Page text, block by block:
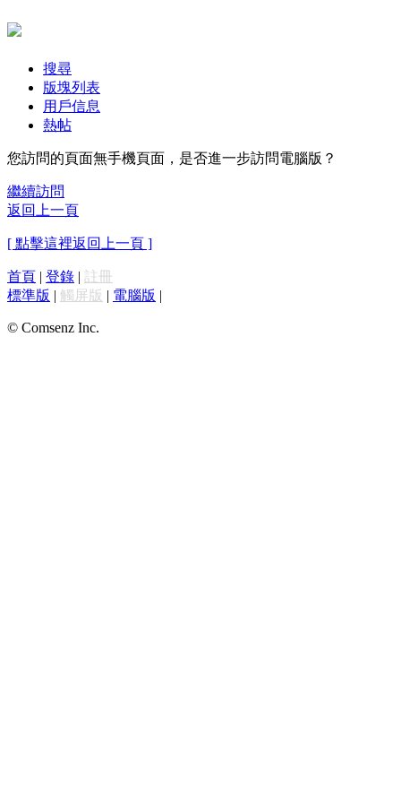
搜尋
版塊列表
用戶信息
熱帖
您訪問的頁面無手機頁面，是否進一步訪問電腦版？
繼續訪問
返回上一頁
[ 點擊這裡返回上一頁 ]
首頁 | 登錄 | 註冊
標準版 | 觸屏版 | 電腦版 |
© Comsenz Inc.